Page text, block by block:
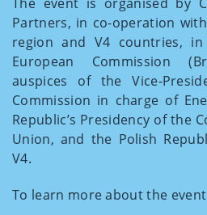
Partners, in co-operation
region and V4 countries,
European Commission
auspices of the Vice-
Commission in charge of
Republic’s Presidency of the
Union, and the Polish
V4.
To learn more about the